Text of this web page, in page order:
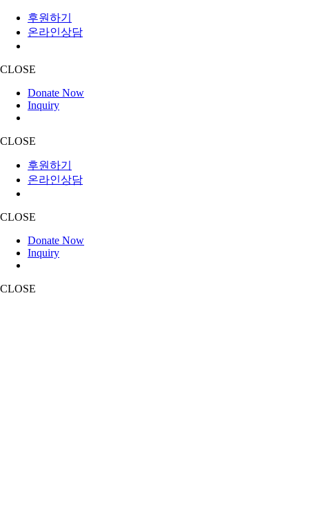
후원하기
온라인상담
CLOSE
Donate Now
Inquiry
CLOSE
후원하기
온라인상담
CLOSE
Donate Now
Inquiry
CLOSE